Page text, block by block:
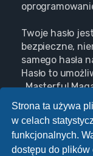
Strona ta używa
w celach
funkcjonalnych.
dostępu do
Twoje hasło
bezpieczne,
samego hasła
Hasło to
„Masterful
wypadku nie
użyj funkcji
cię o podanie
podaniu tych
hasło i